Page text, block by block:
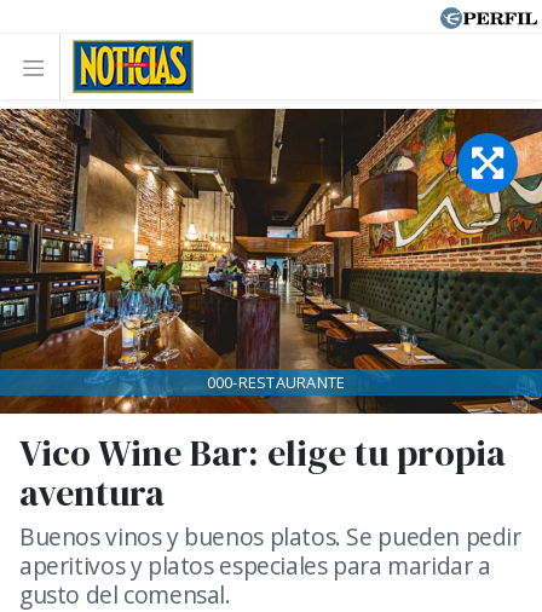
Vico Wine Bar: elige tu propia
aventura
Buenos vinos y buenos platos. Se pueden pedir
aperitivos y platos especiales para maridar a
gusto del comensal.
000-RESTAURANTE